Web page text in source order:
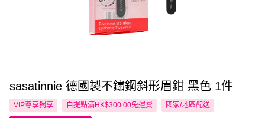
sasatinnie 德國製不鏽鋼斜形眉鉗 黑色 1件
VIP尊享獨享 自提點滿HK$300.00免運費 國家/地區配送